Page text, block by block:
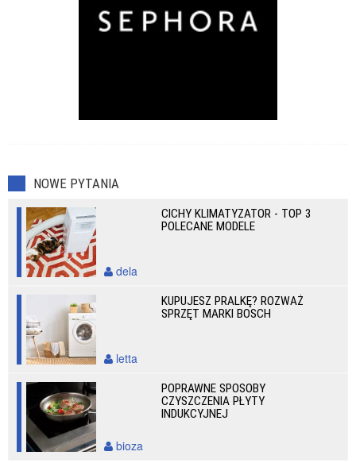
NOWE PYTANIA
CICHY KLIMATYZATOR - TOP 3
POLECANE MODELE
dela
KUPUJESZ PRALKĘ? ROZWAŻ
SPRZĘT MARKI BOSCH
letta
POPRAWNE SPOSOBY
CZYSZCZENIA PŁYTY
INDUKCYJNEJ
bioza